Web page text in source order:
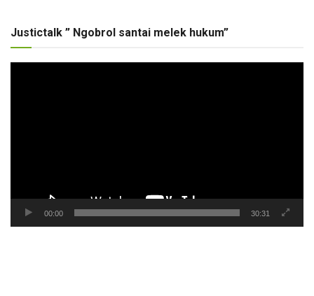
Justictalk ” Ngobrol santai melek hukum”
00:00 30:31